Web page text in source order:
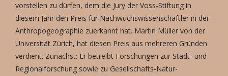
vorstellen zu dürfen, dem die Jury der Voss-Stiftung in
diesem Jahr den Preis für Nachwuchswissenschaftler in der
Anthropogeographie zuerkannt hat. Martin Müller von der
Universität Zürich, hat diesen Preis aus mehreren Gründen
verdient. Zunächst: Er betreibt Forschungen zur Stadt- und
Regionalforschung sowie zu Gesellschafts-Natur-